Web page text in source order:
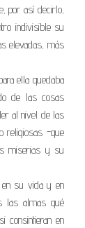
por así decirlo,
indivisible su
elevadas, más
ella quedaba
de las cosas
al nivel de las
religiosas -que
miserias y su
en su vida y en
las almas qué
consintieran en